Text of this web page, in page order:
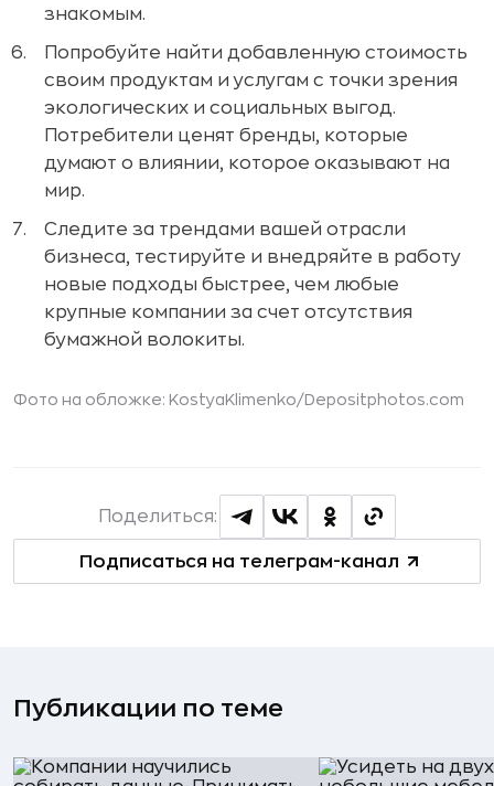
знакомым.
Попробуйте найти добавленную стоимость
своим продуктам и услугам с точки зрения
экологических и социальных выгод.
Потребители ценят бренды, которые
думают о влиянии, которое оказывают на
мир.
Следите за трендами вашей отрасли
бизнеса, тестируйте и внедряйте в работу
новые подходы быстрее, чем любые
крупные компании за счет отсутствия
бумажной волокиты.
Фото на обложке: KostyaKlimenko/Depositphotos.com
Подписаться на телеграм-канал
Поделиться:
Публикации по теме